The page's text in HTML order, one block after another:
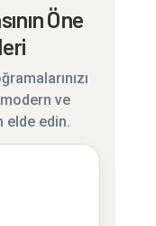
Öne
ve
elde edin.